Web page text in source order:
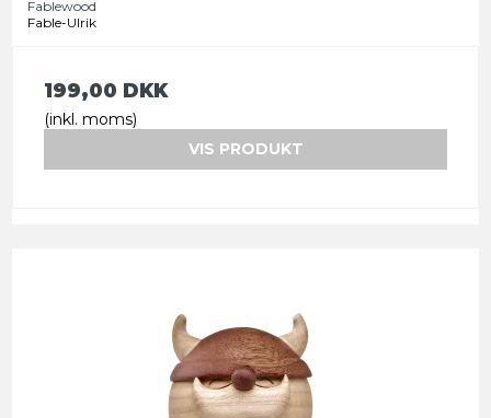
Fablewood
Fable-Ulrik
199,00 DKK
(inkl. moms)
VIS PRODUKT